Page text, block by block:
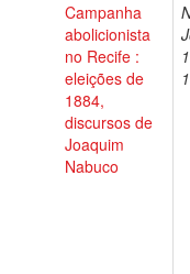
Campanha
abolicionista
no Recife :
eleições de
1884,
discursos de
Joaquim
Nabuco